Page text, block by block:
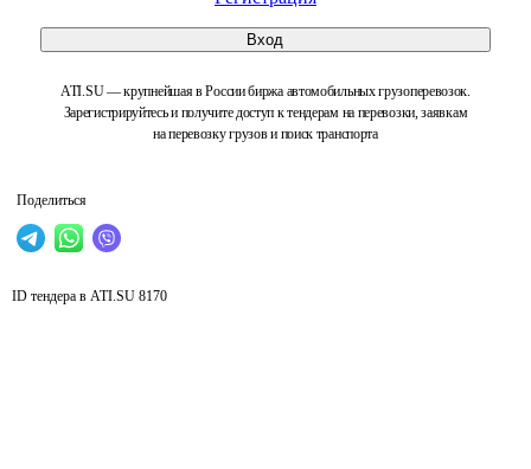
Вход
ATI.SU — крупнейшая в России биржа автомобильных грузоперевозок.
Зарегистрируйтесь и получите доступ к тендерам на перевозки, заявкам
на перевозку грузов и поиск транспорта
Поделиться
ID тендера в ATI.SU 8170